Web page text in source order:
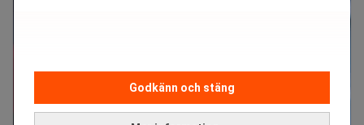
Godkänn och stäng